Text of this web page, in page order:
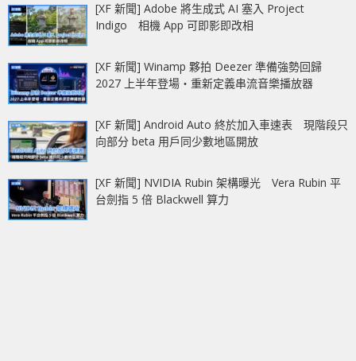
[XF 新聞] Adobe 將生成式 AI 塞入 Project
Indigo 相機 App 可即影即改相
[XF 新聞] Winamp 夥拍 Deezer 準備強勢回歸
2027 上半年登場‧重新定義串流音樂播放器
[XF 新聞] Android Auto 終於加入車速表 現階段只
向部分 beta 用戶同少數地區開放
[XF 新聞] NVIDIA Rubin 架構曝光 Vera Rubin 平
台劍指 5 倍 Blackwell 算力